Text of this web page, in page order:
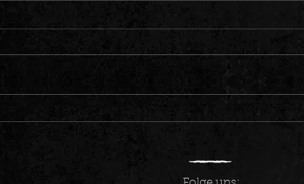
Seven Hell live am Wölfersheimer See